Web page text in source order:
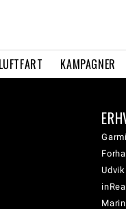
LUFTFART KAMPAGNER